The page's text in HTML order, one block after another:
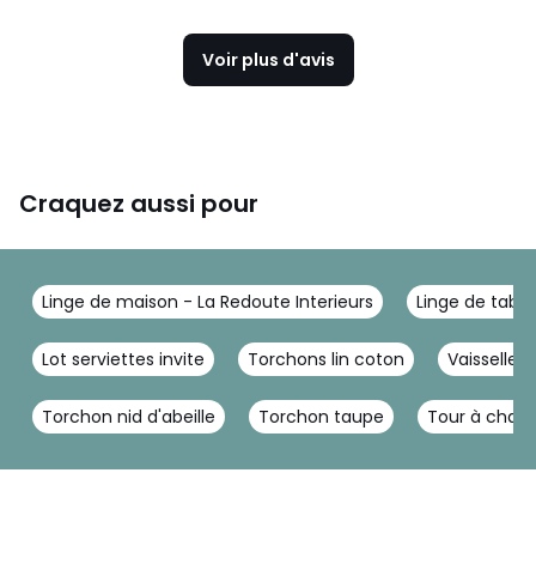
Voir plus d'avis
Craquez aussi pour
Linge de maison - La Redoute Interieurs Linge de
Lot serviettes invite Torchons lin coton Vaisselle
Torchon nid d'abeille Torchon taupe Tour à chat